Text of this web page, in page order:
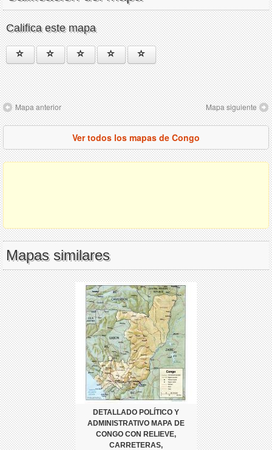
Califica este mapa
Mapa anterior Mapa siguiente
Ver todos los mapas de Congo
Mapas similares
DETALLADO POLÍTICO Y
ADMINISTRATIVO MAPA DE
CONGO CON RELIEVE,
CARRETERAS,